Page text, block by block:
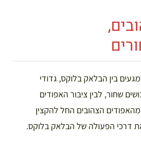
בין הבלאק בלוקס, גדודי
שחור, לבין ציבור האפודים
הצהובים החל להקצין
דרכי הפעולה של הבלאק בלוקס.